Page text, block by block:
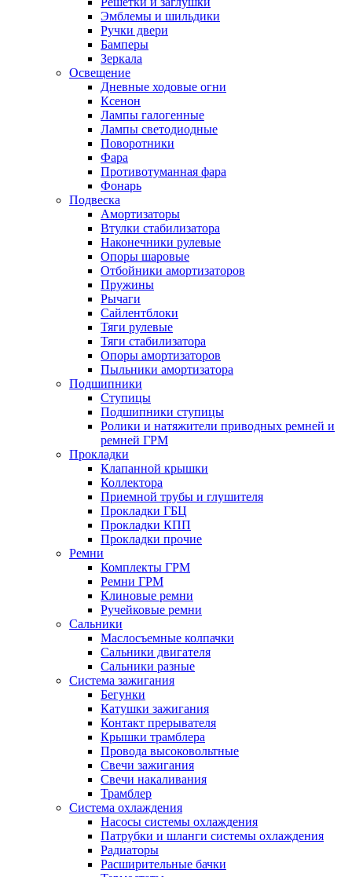
Эмблемы и шильдики
Ручки двери
Бамперы
Зеркала
Освещение
Дневные ходовые огни
Ксенон
Лампы галогенные
Лампы светодиодные
Поворотники
Фара
Противотуманная фара
Фонарь
Подвеска
Амортизаторы
Втулки стабилизатора
Наконечники рулевые
Опоры шаровые
Отбойники амортизаторов
Пружины
Рычаги
Сайлентблоки
Тяги рулевые
Тяги стабилизатора
Опоры амортизаторов
Пыльники амортизатора
Подшипники
Ступицы
Подшипники ступицы
Ролики и натяжители приводных ремней и
ремней ГРМ
Прокладки
Клапанной крышки
Коллектора
Приемной трубы и глушителя
Прокладки ГБЦ
Прокладки КПП
Прокладки прочие
Ремни
Комплекты ГРМ
Ремни ГРМ
Клиновые ремни
Ручейковые ремни
Сальники
Маслосъемные колпачки
Сальники двигателя
Сальники разные
Система зажигания
Бегунки
Катушки зажигания
Контакт прерывателя
Крышки трамблера
Провода высоковольтные
Свечи зажигания
Свечи накаливания
Трамблер
Система охлаждения
Насосы системы охлаждения
Патрубки и шланги системы охлаждения
Радиаторы
Расширительные бачки